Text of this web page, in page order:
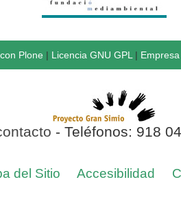
Plone| Licencia GNU GPL |
- Teléfonos: 918
del Sitio Accesibilidad